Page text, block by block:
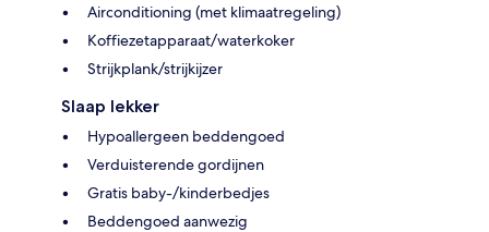
Airconditioning (met klimaatregeling)
Koffiezetapparaat/waterkoker
Strijkplank/strijkijzer
Slaap lekker
Hypoallergeen beddengoed
Verduisterende gordijnen
Gratis baby-/kinderbedjes
Beddengoed aanwezig